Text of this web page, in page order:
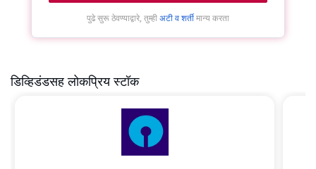
पुढे सुरू ठेवण्याद्वारे, तुम्ही अटी व शर्ती मान्य करता
डिव्हिडंडसह लोकप्रिय स्टॉक